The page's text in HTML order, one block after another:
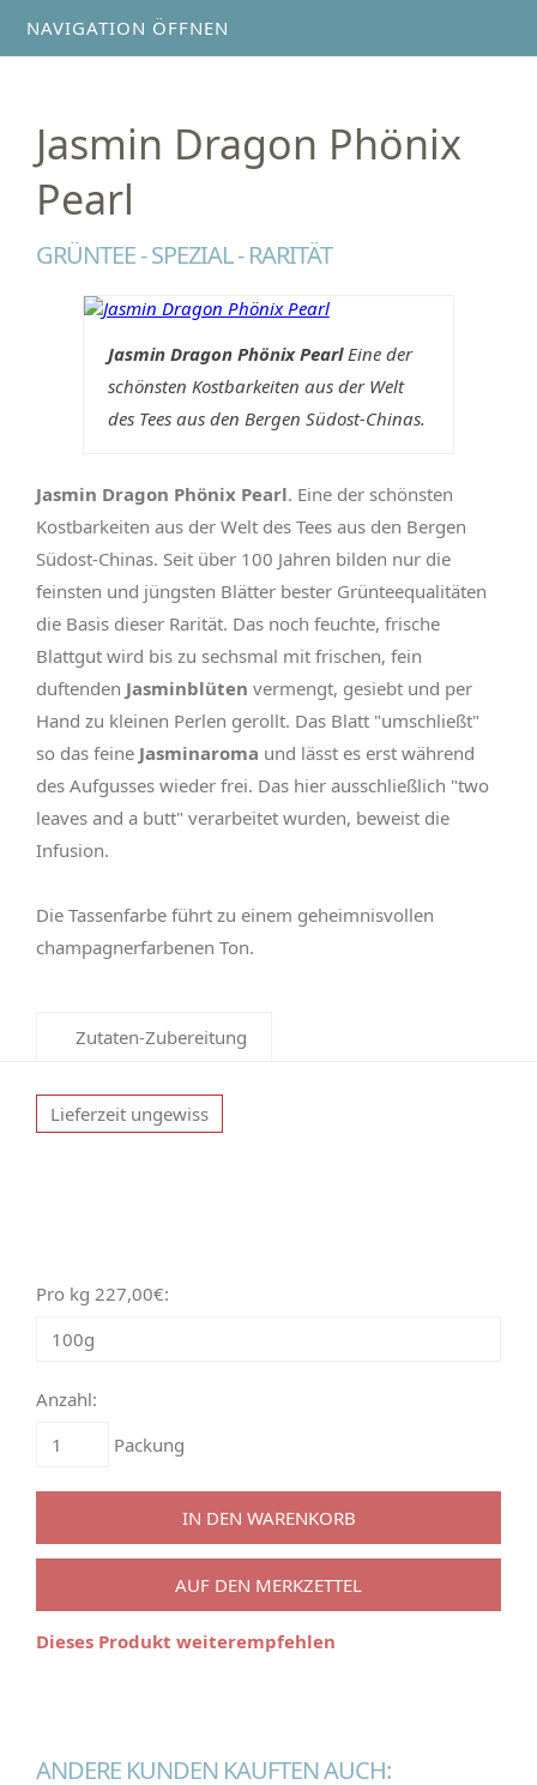
NAVIGATION ÖFFNEN
Jasmin Dragon Phönix
Pearl
GRÜNTEE - SPEZIAL - RARITÄT
Jasmin Dragon Phönix PearlEine der
schönsten Kostbarkeiten aus der Welt
des Tees aus den Bergen Südost-Chinas.
Jasmin Dragon Phönix Pearl. Eine der schönsten
Kostbarkeiten aus der Welt des Tees aus den Bergen
Südost-Chinas. Seit über 100 Jahren bilden nur die
feinsten und jüngsten Blätter bester Grünteequalitäten
die Basis dieser Rarität. Das noch feuchte, frische
Blattgut wird bis zu sechsmal mit frischen, fein
duftenden Jasminblüten vermengt, gesiebt und per
Hand zu kleinen Perlen gerollt. Das Blatt "umschließt"
so das feine Jasminaroma und lässt es erst während
des Aufgusses wieder frei. Das hier ausschließlich "two
leaves and a butt" verarbeitet wurden, beweist die
Infusion.
Die Tassenfarbe führt zu einem geheimnisvollen
champagnerfarbenen Ton.
Zutaten-Zubereitung
Lieferzeit ungewiss
Pro kg 227,00€:
Anzahl:
Packung
IN DEN WARENKORB
AUF DEN MERKZETTEL
Dieses Produkt weiterempfehlen
ANDERE KUNDEN KAUFTEN AUCH: